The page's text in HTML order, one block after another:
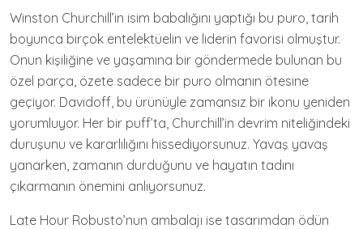
Winston Churchill’in isim babalığını yaptığı bu puro, tarih
boyunca birçok entelektüelin ve liderin favorisi olmuştur.
Onun kişiliğine ve yaşamına bir göndermede bulunan bu
özel parça, özete sadece bir puro olmanın ötesine
geçiyor. Davidoff, bu ürünüyle zamansız bir ikonu yeniden
yorumluyor. Her bir puff’ta, Churchill’in devrim niteliğindeki
duruşunu ve kararlılığını hissediyorsunuz. Yavaş yavaş
yanarken, zamanın durduğunu ve hayatın tadını
çıkarmanın önemini anlıyorsunuz.
Late Hour Robusto’nun ambalajı ise tasarımdan ödün